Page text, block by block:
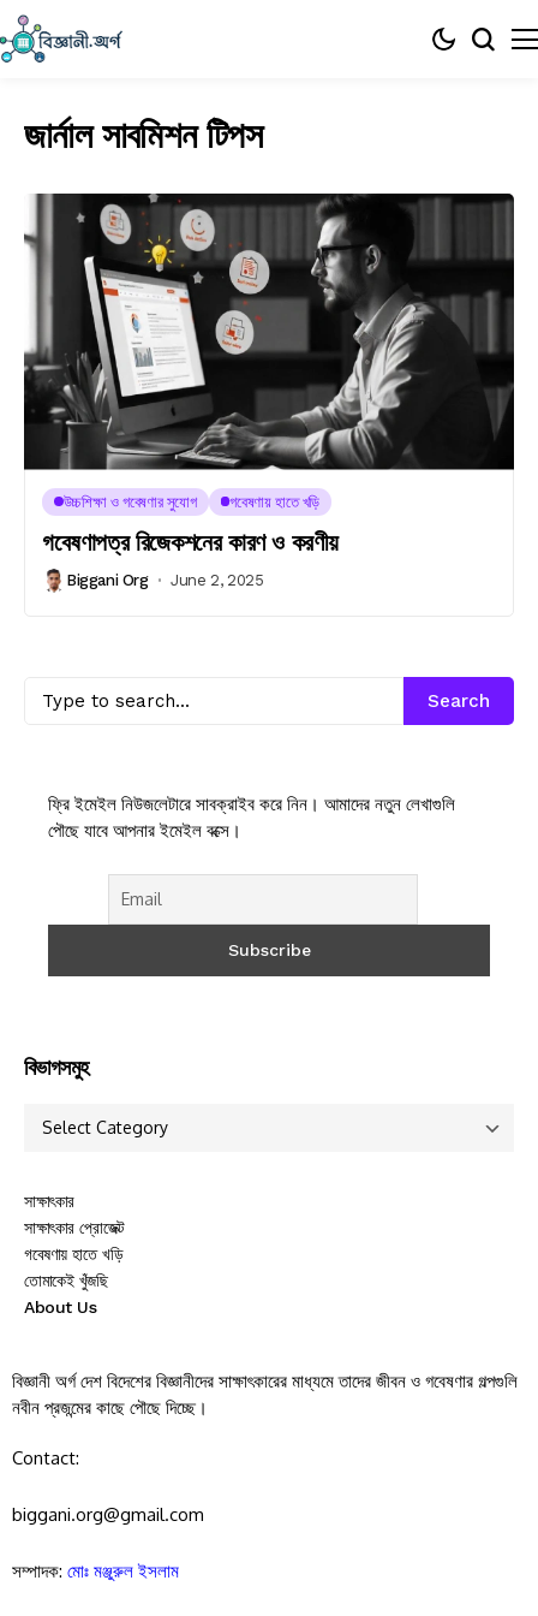
জার্নাল সাবমিশন টিপস
উচ্চশিক্ষা ও গবেষণার সুযোগ গবেষণায় হাতে খড়ি
গবেষণাপত্র রিজেকশনের কারণ ও করণীয়
Biggani Org June 2, 2025
Search
ফ্রি ইমেইল নিউজলেটারে সাবক্রাইব করে নিন। আমাদের নতুন লেখাগুলি
পৌছে যাবে আপনার ইমেইল বক্সে।
বিভাগসমুহ
সাক্ষাৎকার
সাক্ষাৎকার প্রোজেক্ট
গবেষণায় হাতে খড়ি
তোমাকেই খুঁজছি
About Us
বিজ্ঞানী অর্গ দেশ বিদেশের বিজ্ঞানীদের সাক্ষাৎকারের মাধ্যমে তাদের জীবন ও গবেষণার গল্পগুলি
নবীন প্রজন্মের কাছে পৌছে দিচ্ছে।
Contact:
biggani.org@gmail.com
সম্পাদক: মোঃ মঞ্জুরুল ইসলাম